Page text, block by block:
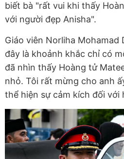
biết bà "rất vui khi thấy
với người đẹp Anisha".
Giáo viên Norliha
đây là khoảnh khắc chỉ có
đã nhìn thấy Hoàng tử
nhỏ. Tôi rất mừng cho anh
thể hiện sự cảm kích đối với